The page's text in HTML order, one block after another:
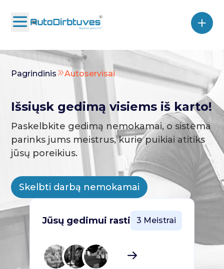
Pagrindinis Autoservisai
Išsiųsk gedimą visiems iš karto!
Paskelbkite gedimą nemokamai, o sistema
parinks jums meistrus, kurie puikiai atitiks
jūsų poreikius.
Skelbti darbą nemokamai
Jūsų gedimui rasti 3 Meistrai